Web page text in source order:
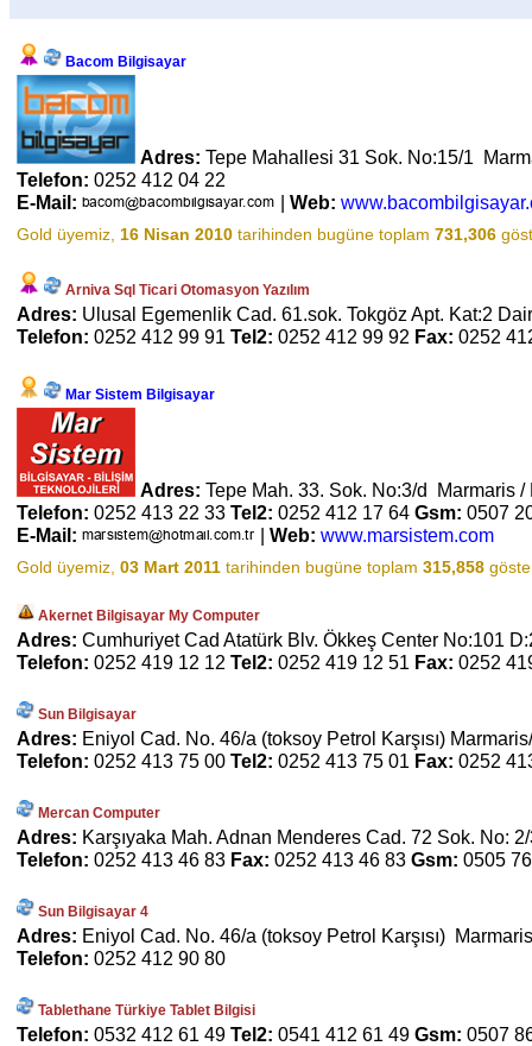
Bacom Bilgisayar
Adres: Tepe Mahallesi 31 Sok. No:15/1
Telefon: 0252 412 04 22
E-Mail:
| Web:
Gold üyemiz, 16 Nisan 2010 tarihinden bugüne toplam 731,306
Arniva Sql Ticari Otomasyon Yazılım
Adres: Ulusal Egemenlik Cad. 61.sok. Tokgöz Apt. Kat:2
Telefon: 0252 412 99 91 Tel2: 0252 412 99 92 Fax: 0252
Mar Sistem Bilgisayar
Adres: Tepe Mah. 33. Sok. No:3/d Marmaris
Telefon: 0252 413 22 33 Tel2: 0252 412 17 64 Gsm: 0507
E-Mail:
| Web: www.marsistem.com
Gold üyemiz, 03 Mart 2011 tarihinden bugüne toplam 315,858
Akernet Bilgisayar My Computer
Adres: Cumhuriyet Cad Atatürk Blv. Ökkeş Center No:101
Telefon: 0252 419 12 12 Tel2: 0252 419 12 51 Fax: 0252
Sun Bilgisayar
Adres: Eniyol Cad. No. 46/a (toksoy Petrol Karşısı)
Telefon: 0252 413 75 00 Tel2: 0252 413 75 01 Fax: 0252
Mercan Computer
Adres: Karşıyaka Mah. Adnan Menderes Cad. 72 Sok. No:
Telefon: 0252 413 46 83 Fax: 0252 413 46 83 Gsm: 0505
Sun Bilgisayar 4
Adres: Eniyol Cad. No. 46/a (toksoy Petrol Karşısı)
Telefon: 0252 412 90 80
Tablethane Türkiye Tablet Bilgisi
Telefon: 0532 412 61 49 Tel2: 0541 412 61 49 Gsm: 0507